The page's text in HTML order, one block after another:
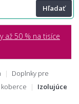
Hľadať
až 50 % na tisíce
Doplnky pre
Izolujúce